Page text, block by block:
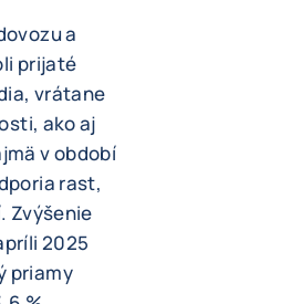
a
prijaté
vrátane
ako aj
v období
rast,
Zvýšenie
2025
priamy